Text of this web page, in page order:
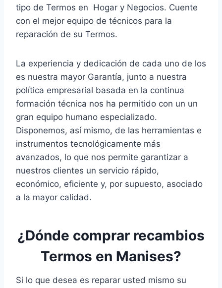
tipo de Termos en Hogar y Negocios. Cuente
con el mejor equipo de técnicos para la
reparación de su Termos.
La experiencia y dedicación de cada uno de los
es nuestra mayor Garantía, junto a nuestra
política empresarial basada en la continua
formación técnica nos ha permitido con un un
gran equipo humano especializado.
Disponemos, así mismo, de las herramientas e
instrumentos tecnológicamente más
avanzados, lo que nos permite garantizar a
nuestros clientes un servicio rápido,
económico, eficiente y, por supuesto, asociado
a la mayor calidad.
¿Dónde comprar recambios
Termos en Manises?
Si lo que desea es reparar usted mismo su